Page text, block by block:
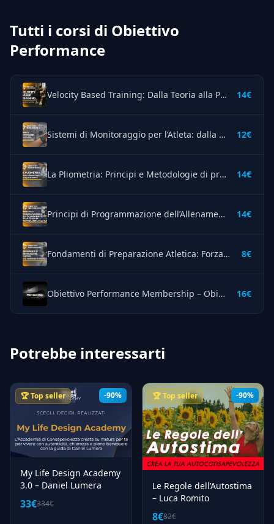
Tutti i corsi di Obiettivo
Performance
Velocity Based Training: Dalla Teoria alla Pratica – Obiettivo Performance 14€
Sistemi di Monitoraggio per l’Atleta: dalla Teoria alla Pratica – Obiettivo Performance 12€
La Pliometria: Principi e Metodologie di programmazione – Obiettivo Performance 14€
Principi di Programmazione dell’Allenamento della Forza in Preparazione Atletica – Obiettivo Performance 14€
Fondamenti di Preparazione Atletica: Forza, resistenza e velocità – Obiettivo Performance 8€
Obiettivo Performance Membership – Obiettivo Performance 16€
Potrebbe interessarti
-90%
🏆 Top seller
My Life Design Academy
3.0 – Daniel Lumera
33€334€
-90%
🏆 Top seller
Le Regole dell’Autostima
– Luca Romito
8€82€